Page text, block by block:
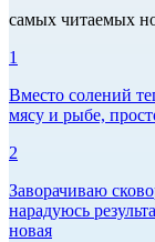
самых читаемых
1
Вместо солений
мясу и рыбе,
2
Заворачиваю
нарадуюсь
новая